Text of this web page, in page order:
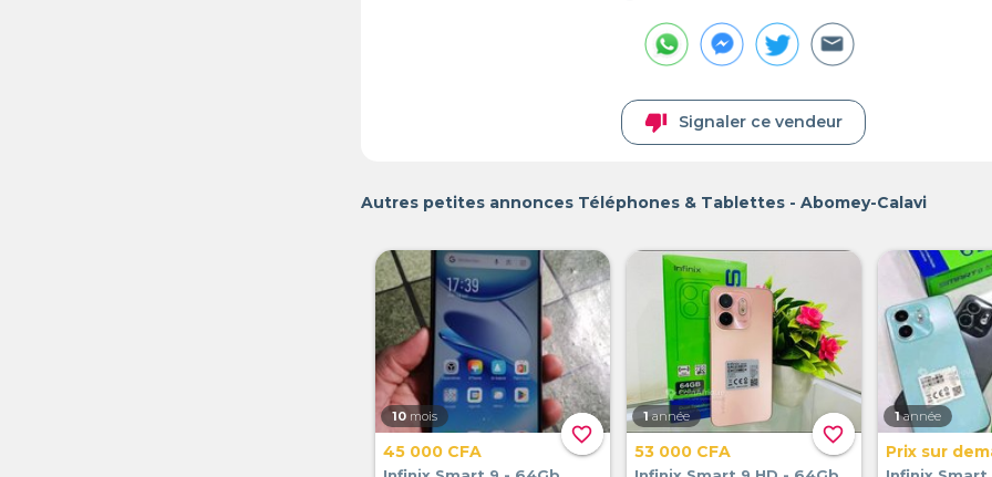
thumb_down Signaler ce vendeur
Autres petites annonces Téléphones & Tablettes - Abomey-Calavi
favorite_border
10 mois
45 000 CFA
favorite_border
1 année
53 000 CFA
1 année
Prix sur